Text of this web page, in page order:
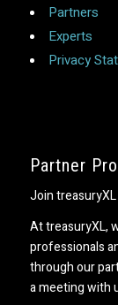
Partners
Experts
Privacy
Partner
Join
At treasuryXL,
professionals
through our
a meeting with